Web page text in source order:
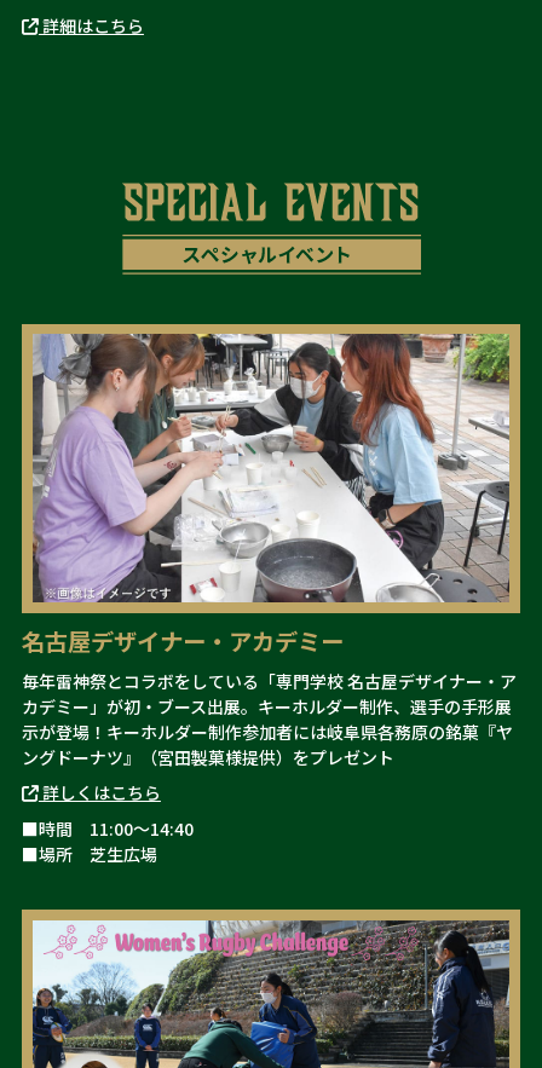
詳細はこちら
名古屋デザイナー・アカデミー
毎年雷神祭とコラボをしている「専門学校 名古屋デザイナー・ア
カデミー」が初・ブース出展。キーホルダー制作、選手の手形展
示が登場！キーホルダー制作参加者には岐阜県各務原の銘菓『ヤ
ングドーナツ』（宮田製菓様提供）をプレゼント
詳しくはこちら
■時間 11:00～14:40
■場所 芝生広場